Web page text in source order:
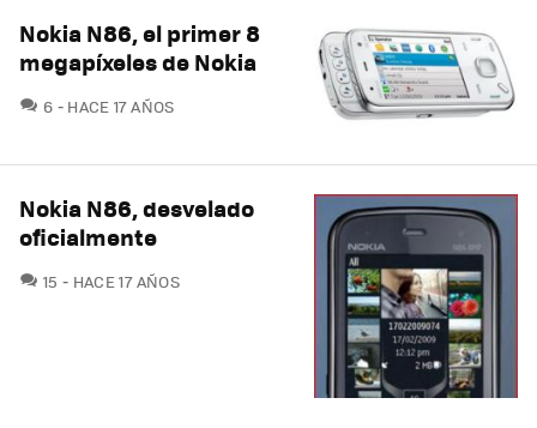
Nokia N86, el primer 8
megapíxeles de Nokia
6 COMENTARIOS
HACE 17 AÑOS
Nokia N86, desvelado
oficialmente
15 COMENTARIOS
HACE 17 AÑOS